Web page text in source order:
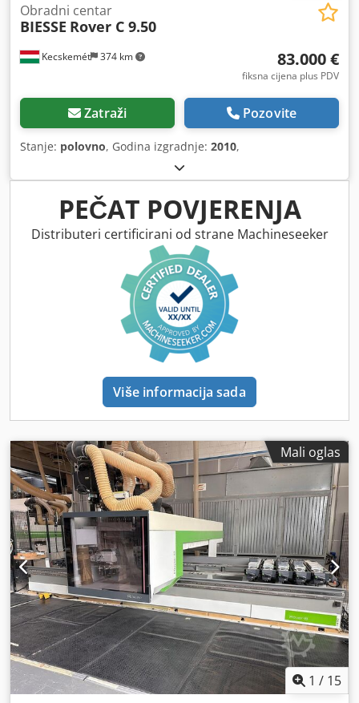
Kecskemét 374 km
Obradni centar
BIESSE Rover C 9.50
83.000 €
fiksna cijena plus PDV
Zatraži Pozovite
Stanje: polovno, Godina izgradnje: 2010,
PEČAT POVJERENJA
Distributeri certificirani od strane Machineseeker
Više informacija sada
Mali oglas
1 / 15